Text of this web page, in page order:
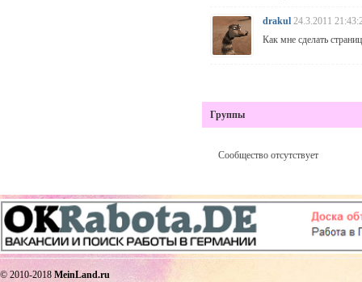
drakul 24.3.2011
Как мне сделать
Группы
Сообщество отсутствует
© 2010-2018 MeinLand.ru